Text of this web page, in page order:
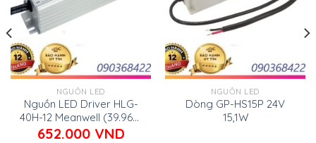
NGUỒN LED
Nguồn LED Driver HLG-
40H-12 Meanwell (39.96W
12V 3.33A)
652.000 VND
NGUỒN LED
Dòng GP-HS15P 24V
15,1W